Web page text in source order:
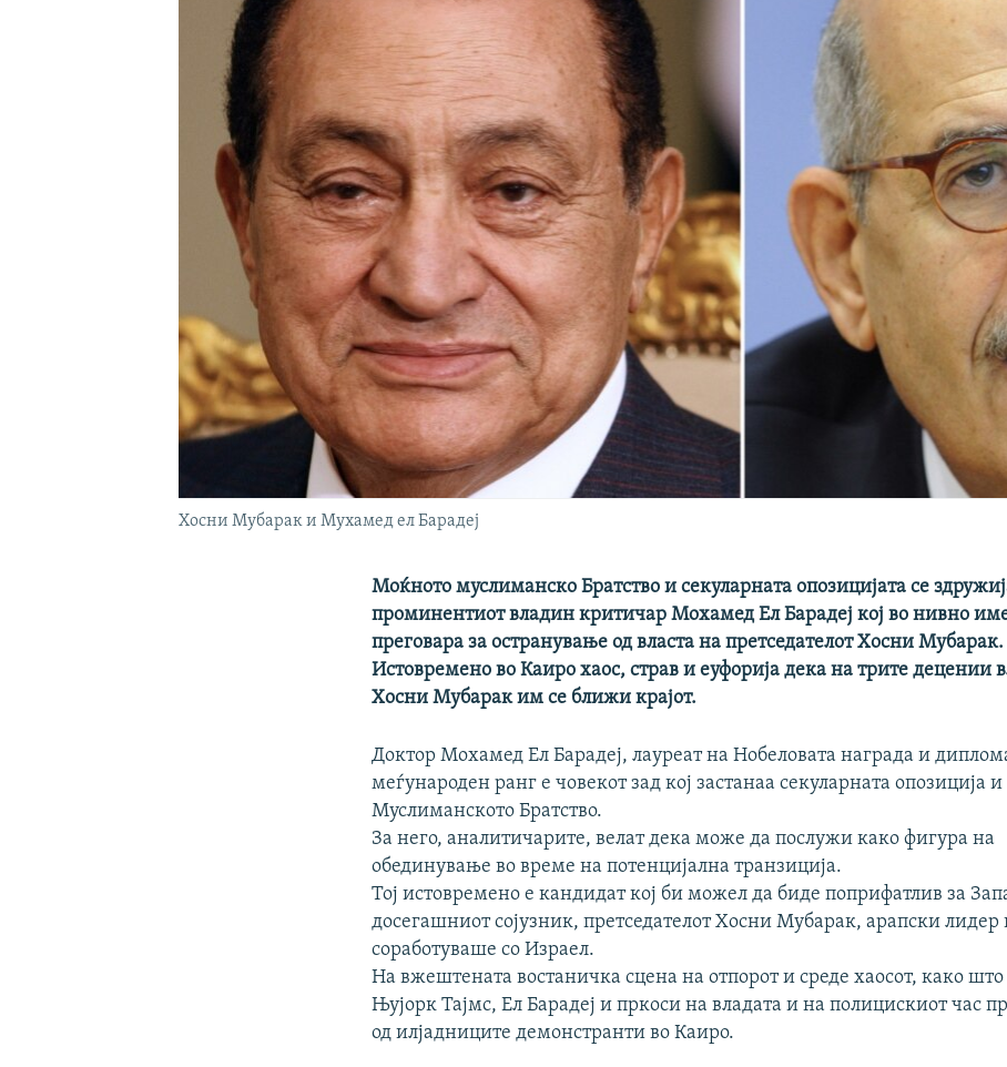
Хосни Мубарак и Мухамед ел Барадеј
Моќното муслиманско Братство и секуларната опозицијата се
проминентиот владин критичар Мохамед Eл Барадеј кој во нивно
преговара за остранување од власта на претседателот Хосни Мубарак.
Истовремено во Каиро хаос, страв и еуфорија дека на трите децении
Хосни Мубарак им се ближи крајот.
Доктор Мохамед Ел Барадеј, лауреат на Нобеловата награда и
меѓународен ранг е човекот зад кој застанаа секуларната опозиција и
Муслиманското Братство.
За него, аналитичарите, велат дека може да послужи како фигура на
обединување во време на потенцијална транзиција.
Тој истовремено е кандидат кој би можел да биде поприфатлив за
досегашниот сојузник, претседателот Хосни Мубарак, арапски лидер
соработуваше со Израел.
На вжештената востаничка сцена на отпорот и среде хаосот, како
Њујорк Тајмс, Ел Барадеј и пркоси на владата и на полицискиот час
од илјадниците демонстранти во Каиро.